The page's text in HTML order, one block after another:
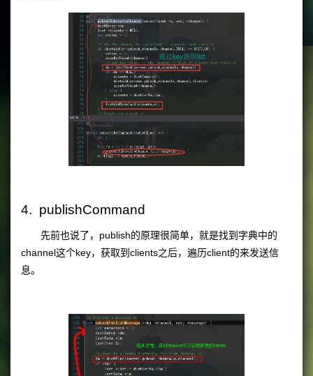
4. publishCommand
先前也说了，publish的原理很简单，就是找到字典中的
channel这个key，获取到clients之后，遍历client的来发送信
息。